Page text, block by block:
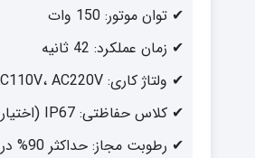
✔ توان موتور: 150 وات
✔ زمان عملکرد: 42 ثانیه
✔ ولتاژ کاری: AC110V، AC220V (قابل سفارش با AC/DC 24V)
✔ کلاس حفاظتی: IP67 (اختیاری: IP68)
✔ رطوبت مجاز: حداکثر 90% در دمای 25°C